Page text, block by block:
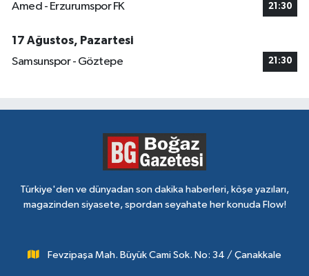
Amed - Erzurumspor FK 21:30
17 Ağustos, Pazartesi
Samsunspor - Göztepe
21:30
Türkiye'den ve dünyadan son dakika haberleri, köşe yazıları,
magazinden siyasete, spordan seyahate her konuda Flow!
Fevzipaşa Mah. Büyük Cami Sok. No: 34 / Çanakkale